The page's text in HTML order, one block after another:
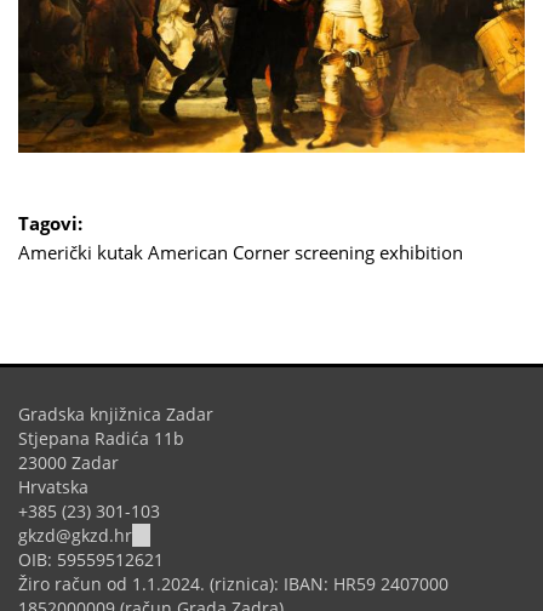
Tagovi:
Američki kutak American Corner screening exhibition
Gradska knjižnica Zadar
Stjepana Radića 11b
23000 Zadar
Hrvatska
+385 (23) 301-103
gkzd@gkzd.hr
sends
e-
mail)
OIB: 59559512621
Žiro račun od 1.1.2024. (riznica): IBAN: HR59 2407000